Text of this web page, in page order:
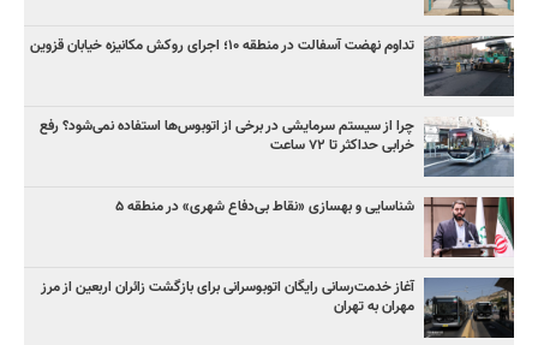
تداوم نهضت آسفالت در منطقه ۱۰؛ اجرای روکش مکانیزه خیابان قزوین
چرا از سیستم سرمایشی در برخی از اتوبوس‌ها استفاده نمی‌شود؟ رفع
خرابی حداکثر تا ۷۲ ساعت
شناسایی و بهسازی «نقاط بی‌دفاع شهری» در منطقه ۵
آغاز خدمت‌رسانی رایگان اتوبوسرانی برای بازگشت زائران اربعین از مرز
مهران به تهران